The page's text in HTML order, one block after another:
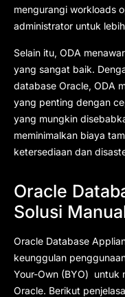
mengurangi workloads
administrator untuk
Selain itu, ODA
yang sangat baik.
database Oracle, ODA
yang penting dengan
yang mungkin
meminimalkan biaya
ketersediaan dan
Oracle
Solusi
Oracle Database
keunggulan
Your-Own (BYO) untuk
Oracle. Berikut